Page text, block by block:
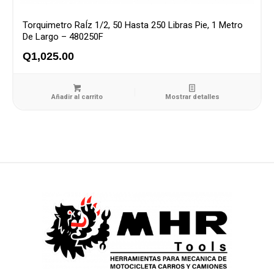
Torquimetro RaÍz 1/2, 50 Hasta 250 Libras Pie, 1 Metro
De Largo – 480250F
Q1,025.00
Añadir al carrito Mostrar detalles